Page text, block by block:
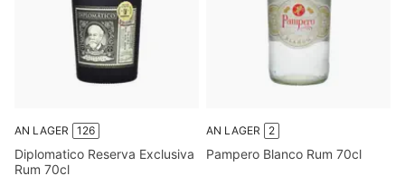
AN LAGER 126
Diplomatico Reserva Exclusiva
Rum 70cl
AN LAGER 2
Pampero Blanco Rum 70cl